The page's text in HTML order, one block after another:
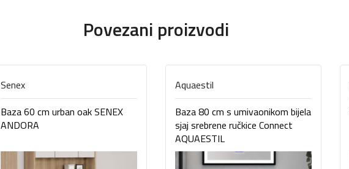
Povezani proizvodi
Senex
Baza 60 cm urban oak SENEX
ANDORA
Aquaestil
Baza 80 cm s umivaonikom bijela
sjaj srebrene ručkice Connect
AQUAESTIL